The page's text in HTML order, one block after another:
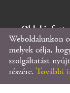
Oldal
Weboldalunkon
melyek célja,
szolgáltatást
részére. További